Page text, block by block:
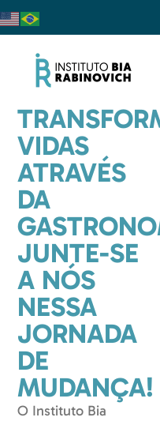
VIDAS
ATRAVÉS
DA
JUNTE-SE
A NÓS
NESSA
JORNADA
DE
MUDANÇA!
O Instituto Bia